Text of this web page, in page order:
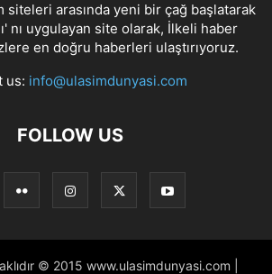
siteleri arasında yeni bir çağ başlatarak
nı uygulayan site olarak, İlkeli haber
en doğru haberleri ulaştırıyoruz.
us: info@ulasimdunyasi.com
FOLLOW US
© 2015 www.ulasimdunyasi.com |